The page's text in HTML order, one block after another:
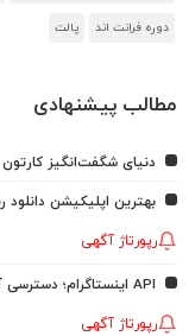
دوره فرانت اند پالت
مطالب پیشنهادی
دنیای شگفت‌انگیز
بهترین اپلیکیشن دانلود
رپورتاژ آگهی
API اینستاگرام؛ دسترسی آسان، سریع و بدون محدودیت به اطلاعات اینستاگرام
رپورتاژ آگهی